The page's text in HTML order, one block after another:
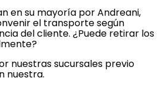
en su mayoría por Andreani,
el transporte según
del cliente. ¿Puede retirar los
nuestras sucursales previo
nuestra.